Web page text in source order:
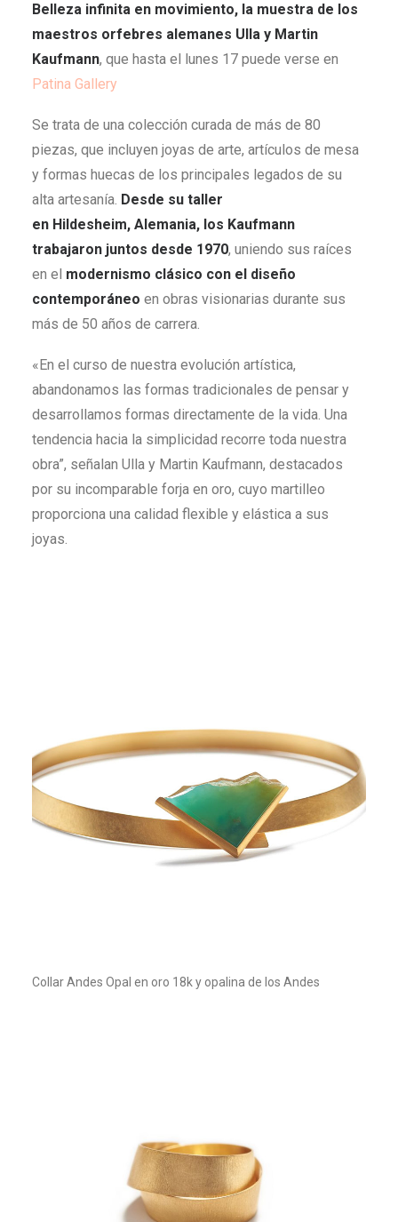
Belleza infinita en movimiento, la muestra de los
maestros orfebres alemanes Ulla y Martin
Kaufmann, que hasta el lunes 17 puede verse en
Patina Gallery
Se trata de una colección curada de más de 80
piezas, que incluyen joyas de arte, artículos de mesa
y formas huecas de los principales legados de su
alta artesanía. Desde su taller
en Hildesheim, Alemania, los Kaufmann
trabajaron juntos desde 1970, uniendo sus raíces
en el modernismo clásico con el diseño
contemporáneo en obras visionarias durante sus
más de 50 años de carrera.
«En el curso de nuestra evolución artística,
abandonamos las formas tradicionales de pensar y
desarrollamos formas directamente de la vida. Una
tendencia hacia la simplicidad recorre toda nuestra
obra”, señalan Ulla y Martin Kaufmann, destacados
por su incomparable forja en oro, cuyo martilleo
proporciona una calidad flexible y elástica a sus
joyas.
Collar Andes Opal en oro 18k y opalina de los Andes